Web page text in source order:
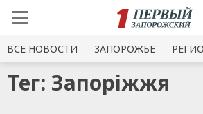
ВСЕ НОВОСТИ ЗАПОРОЖЬЕ
Тег: Запоріжжя